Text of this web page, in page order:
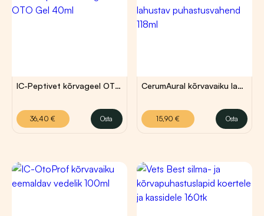
36,40€
IC-Peptivet kõrvageel OTO Gel 40ml
Osta
36,40€
15,90€
CerumAural kõrvavaiku lahustav puhastusvahend 118ml
Osta
15,90€